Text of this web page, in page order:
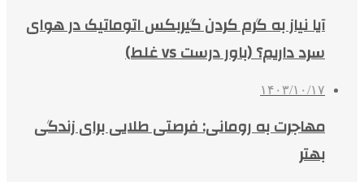
آیا نیاز به گرم کردن گیربکس اتوماتیک در هوای
سرد داریم؟ (باور درست vs غلط)
۱۴۰۳/۱۰/۱۷
مهاجرت به رومانی: فرصتی طلایی برای زندگی
بهتر